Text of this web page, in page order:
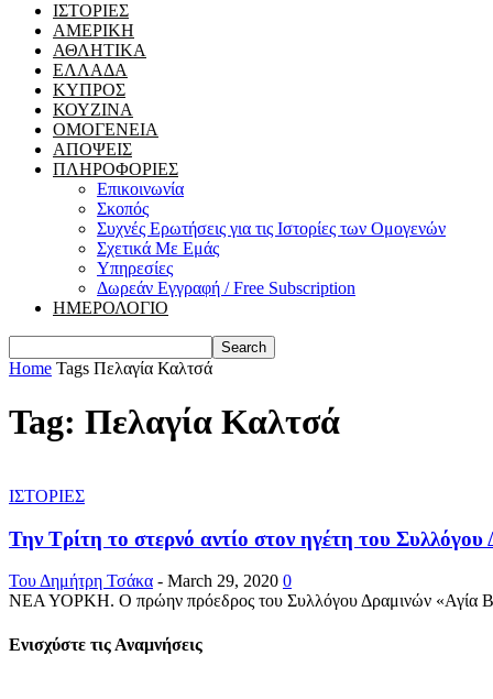
ΙΣΤΟΡΙΕΣ
ΑΜΕΡΙΚΗ
ΑΘΛΗΤΙΚΑ
ΕΛΛΑΔΑ
ΚΥΠΡΟΣ
ΚΟΥΖΙΝΑ
ΟΜΟΓΕΝΕΙΑ
ΑΠΟΨΕΙΣ
ΠΛΗΡΟΦΟΡΙΕΣ
Επικοινωνία
Σκοπός
Συχνές Ερωτήσεις για τις Ιστορίες των Ομογενών
Σχετικά Με Εμάς
Υπηρεσίες
Δωρεάν Εγγραφή / Free Subscription
ΗΜΕΡΟΛΟΓΙΟ
Home Tags Πελαγία Καλτσά
Tag: Πελαγία Καλτσά
ΙΣΤΟΡΙΕΣ
Την Τρίτη το στερνό αντίο στον ηγέτη του
Του Δημήτρη Τσάκα - March 29, 2020 0
ΝΕΑ ΥΟΡΚΗ. Ο πρώην πρόεδρος του Συλλόγου Δραμινών «Αγία
Ενισχύστε τις Αναμνήσεις